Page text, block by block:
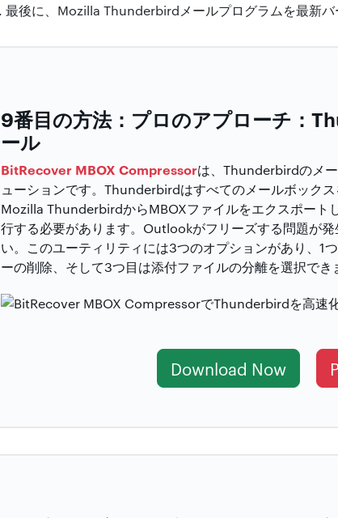
最後に、Mozilla Thunderbirdメールプログラムを最新バ
9番目の方法：プロのアプローチ：
ール
BitRecover MBOX Compressorは、Thunderbirdのメ
ューションです。Thunderbirdはすべてのメールボック
Mozilla ThunderbirdからMBOXファイルをエクスポート
行する必要があります。Outlookがフリーズする問題が
い。このユーティリティには3つのオプションがあり、1
ーの削除、そして3つ目は添付ファイルの分離を選択でき
Download Now